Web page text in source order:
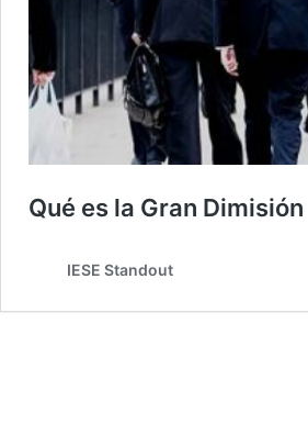
Qué es la Gran Dimisión
IESE Standout